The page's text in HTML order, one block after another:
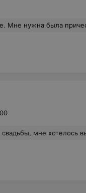
хотела бы видеть себя. Галина перед макияжем рекомендовала, как лучше сделать, а как и чего не желательно. В целом макияж был стойким и продержался весь вечер. Чему я очень рада и осталась
Также хочется отметить профессиональность визажиста, свадебный макияж превзошел все мои ожидания! Если честно, я себя даже не узнала. Макияж и прическа держались весь день, не пришлось ничего поправлять и